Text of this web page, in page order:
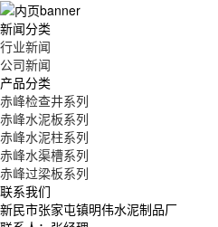
新闻分类
行业新闻
公司新闻
产品分类
赤峰检查井系列
赤峰水泥板系列
赤峰水泥柱系列
赤峰水渠槽系列
赤峰过梁板系列
联系我们
新民市张家屯镇明伟水泥制品厂